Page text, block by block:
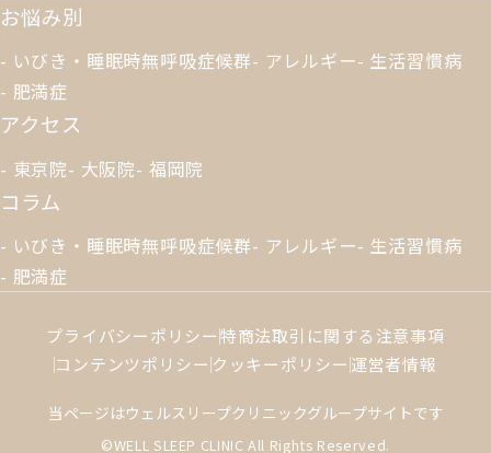
お悩み別
いびき・睡眠時無呼吸症候群 アレルギー 生活習慣病
肥満症
アクセス
東京院 大阪院 福岡院
コラム
いびき・睡眠時無呼吸症候群 アレルギー 生活習慣病
肥満症
プライバシーポリシー特商法取引に関する注意事項
コンテンツポリシー クッキーポリシー運営者情報
当ページはウェルスリープクリニックグループサイトです
©WELL SLEEP CLINIC All Rights Reserved.